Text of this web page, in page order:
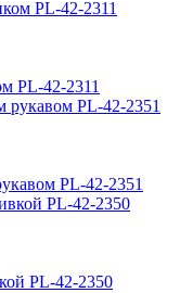
PL-42-2311
PL-42-2351
PL-42-2350